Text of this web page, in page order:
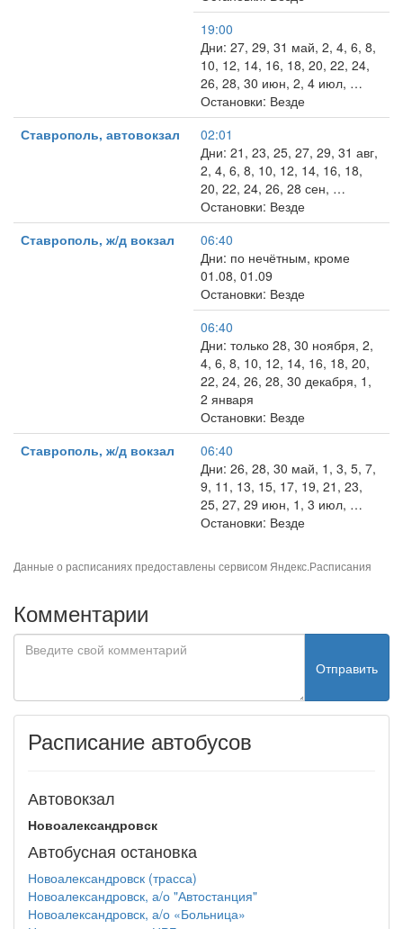
19:00
Дни: 27, 29, 31 май, 2, 4, 6, 8,
10, 12, 14, 16, 18, 20, 22, 24,
26, 28, 30 июн, 2, 4 июл, …
Остановки: Везде
Ставрополь, автовокзал
02:01
Дни: 21, 23, 25, 27, 29, 31 авг,
2, 4, 6, 8, 10, 12, 14, 16, 18,
20, 22, 24, 26, 28 сен, …
Остановки: Везде
Ставрополь, ж/д вокзал
06:40
Дни: по нечётным, кроме
01.08, 01.09
Остановки: Везде
06:40
Дни: только 28, 30 ноября, 2,
4, 6, 8, 10, 12, 14, 16, 18, 20,
22, 24, 26, 28, 30 декабря, 1,
2 января
Остановки: Везде
Ставрополь, ж/д вокзал
06:40
Дни: 26, 28, 30 май, 1, 3, 5, 7,
9, 11, 13, 15, 17, 19, 21, 23,
25, 27, 29 июн, 1, 3 июл, …
Остановки: Везде
Данные о расписаниях предоставлены сервисом Яндекс.Расписания
Комментарии
Отправить
Расписание автобусов
Автовокзал
Новоалександровск
Автобусная остановка
Новоалександровск (трасса)
Новоалександровск, а/о "Автостанция"
Новоалександровск, а/о «Больница»